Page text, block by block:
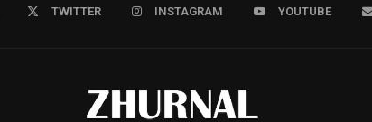
TWITTER INSTAGRAM YOUTUBE